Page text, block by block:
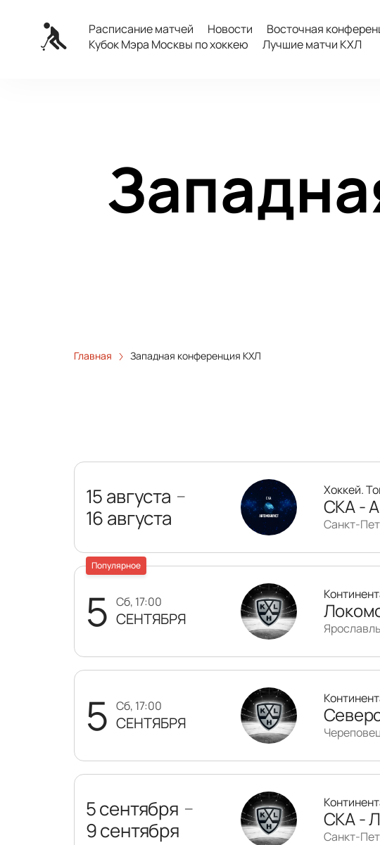
Расписание матчей Новости Восточная
Кубок Мэра Москвы по хоккею
Лучшие матчи КХЛ
Главная Западная конференция КХЛ
15 августа —
16 августа
Хоккей.
СКА -
Санкт-
Популярное
5 сб, 17:00
СЕНТЯБРЯ
5 сб, 17:00
СЕНТЯБРЯ
5 сентября —
9 сентября СКА -
Санкт-